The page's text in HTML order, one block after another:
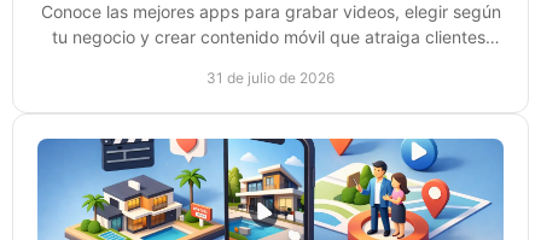
Conoce las mejores apps para grabar videos, elegir según
tu negocio y crear contenido móvil que atraiga clientes,
31 de julio de 2026